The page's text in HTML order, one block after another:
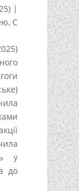
|
, С
у
до